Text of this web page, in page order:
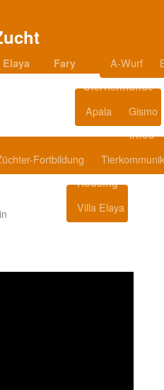
Elaya Fary A-Wurf
Sternenhunde
Apala Gismo
Infos
Fortbildung
Housing
Villa Elaya